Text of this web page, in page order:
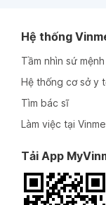
Hệ thống
Tầm nhìn sứ mệnh
Hệ thống cơ sở y
Tìm bác sĩ
Làm việc tại
Tải App